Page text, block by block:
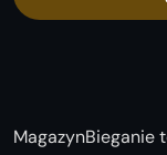
MagazynBieganie